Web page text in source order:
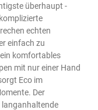
überhaupt -
echten
einfach zu
komfortables
mit nur einer Hand
Eco im
Der